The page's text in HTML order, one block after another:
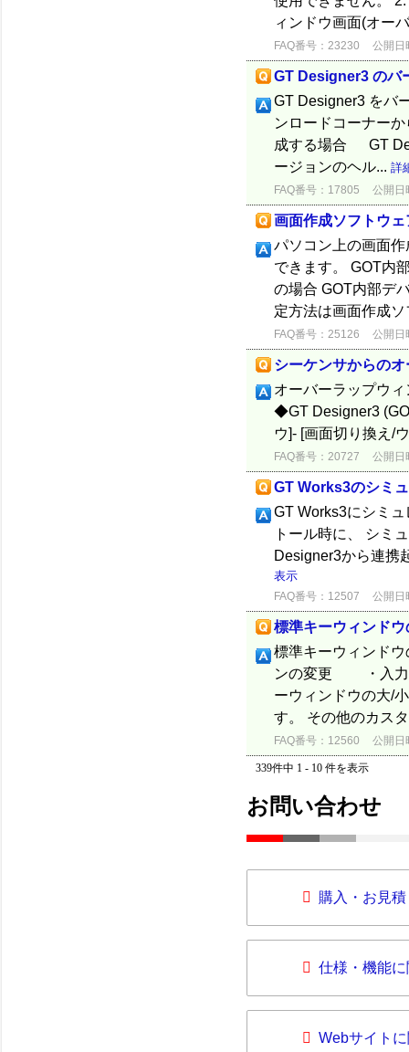
ィンドウ画面(オー
FAQ番号：23230 公開日
GT Designer3 のバ
GT Designer3 をバ
ンロードコーナー
成する場合 GT
ージョンのヘル... 詳
FAQ番号：17805 公開日
画面作成ソフトウ
パソコン上の画面
できます。 GOT内
の場合 GOT内部デ
定方法は画面作成
FAQ番号：25126 公開日
シーケンサからの
オーバーラップウ
◆GT Designer3
ウ]- [画面切り換え/
FAQ番号：20727 公開日
GT Works3のシミ
GT Works3にシミ
トール時に、 シミ
Designer3から連携
表示
FAQ番号：12507 公開日
標準キーウィンド
標準キーウィンド
ンの変更 ・入力
ーウィンドウの大/
す。 その他のカス
FAQ番号：12560 公開日
339件中 1 - 10 件を表示
お問い合わせ
購入・お見
仕様・機能
Webサイト